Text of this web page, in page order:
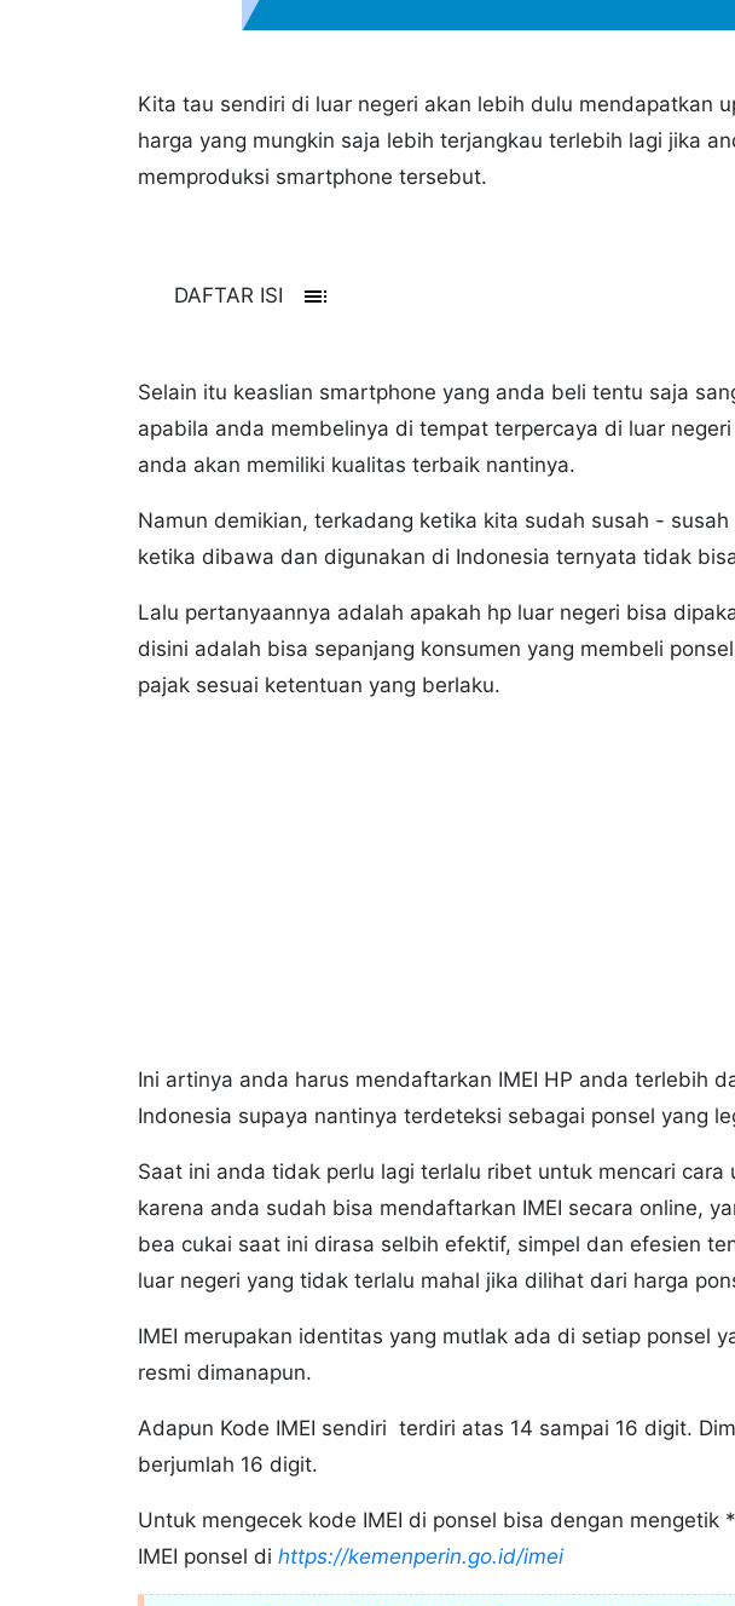
Kita tau sendiri di luar negeri akan lebih dulu mendapatkan
harga yang mungkin saja lebih terjangkau terlebih lagi jika
memproduksi smartphone tersebut.
DAFTAR ISI toc
Selain itu keaslian smartphone yang anda beli tentu saja
apabila anda membelinya di tempat terpercaya di luar
anda akan memiliki kualitas terbaik nantinya.
Namun demikian, terkadang ketika kita sudah susah -
ketika dibawa dan digunakan di Indonesia ternyata tidak
Lalu pertanyaannya adalah apakah hp luar negeri bisa
disini adalah bisa sepanjang konsumen yang membeli
pajak sesuai ketentuan yang berlaku.
Ini artinya anda harus mendaftarkan IMEI HP anda terlebih
Indonesia supaya nantinya terdeteksi sebagai ponsel yang
Saat ini anda tidak perlu lagi terlalu ribet untuk mencari cara
karena anda sudah bisa mendaftarkan IMEI secara online,
bea cukai saat ini dirasa selbih efektif, simpel dan efesien
luar negeri yang tidak terlalu mahal jika dilihat dari harga
IMEI merupakan identitas yang mutlak ada di setiap ponsel
resmi dimanapun.
Adapun Kode IMEI sendiri terdiri atas 14 sampai 16 digit.
berjumlah 16 digit.
Untuk mengecek kode IMEI di ponsel bisa dengan
IMEI ponsel di https://kemenperin.go.id/imei